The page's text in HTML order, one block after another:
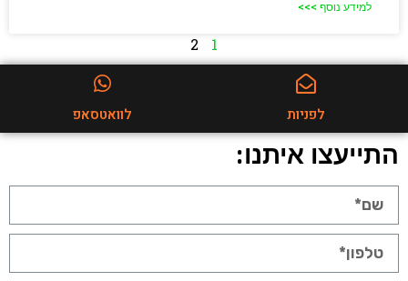
למידע נוסף >>>
1
2
לפניות לוואטסאפ
התייעצו איתנו: